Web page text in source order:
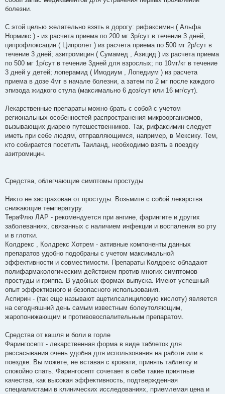
болезни.
С этой целью желательно взять в дорогу: рифаксимин ( Альфа
Нормикс ) - из расчета приема по 200 мг 3р/сут в течение 3 дней;
ципрофлоксацин ( Ципролет ) из расчета приема по 500 мг 2р/сут в
течение 3 дней; азитромицин ( Сумамед , Азицид ) из расчета приема
по 500 мг 1р/сут в течение 3дней для взрослых; по 10мг/кг в течение
3 дней у детей; лоперамид ( Имодиум , Лопедиум ) из расчета
приема в дозе 4мг в начале болезни, а затем по 2 мг после каждого
эпизода жидкого стула (максимально 6 доз/сут или 16 мг/сут).
Лекарственные препараты можно брать с собой с учетом
региональных особенностей распространения микроорганизмов,
вызывающих диарею путешественников. Так, рифаксимин следует
иметь при себе людям, отправляющимся, например, в Мексику. Тем,
кто собирается посетить Таиланд, необходимо взять в поездку
азитромицин.
Средства, облегчающие симптомы простуды
Никто не застрахован от простуды. Возьмите с собой лекарства
снижающие температуру.
ТераФлю ЛАР - рекомендуется при ангине, фарингите и других
заболеваниях, связанных с наличием инфекции и воспаления во рту
и в глотки.
Колдрекс , Колдрекс Хотрем - активные компоненты данных
препаратов удобно подобраны с учетом максимальной
эффективности и совместимости. Препараты Колдрекс обладают
полифармакологическим действием против многих симптомов
простуды и гриппа. В удобных формах выпуска. Имеют успешный
опыт эффективного и безопасного использования.
Аспирин - (так еще называют ацетилсалициловую кислоту) является
на сегодняшний день самым известным болеутоляющим,
жаропонижающим и противовоспалительным препаратом.
Средства от кашля и боли в горле
Фарингосепт - лекарственная форма в виде таблеток для
рассасывания очень удобна для использования на работе или в
поездке. Вы можете, не вставая с кровати, принять таблетку и
спокойно спать. Фарингосепт сочетает в себе такие приятные
качества, как высокая эффективность, подтвержденная
специалистами в клинических исследованиях, приемлемая цена и